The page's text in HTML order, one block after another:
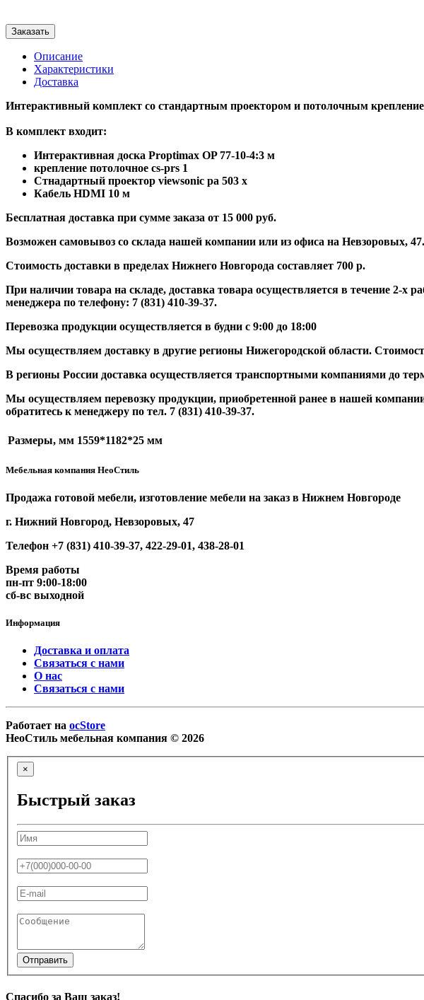
Заказать
Описание
Характеристики
Доставка
Интерактивный комплект со стандартным проектором и потолочным
В комплект входит:
Интерактивная доска Proptimax OP 77-10-4:3 м
крепление потолочное cs-prs 1
Стнадартный проектор viewsonic pa 503 x
Кабель HDMI 10 м
Бесплатная доставка при сумме заказа от 15 000 руб.
Возможен самовывоз со склада нашей компании или из офиса на Невзоровых, 47.
Стоимость доставки в пределах Нижнего Новгорода составляет 700 р.
При наличии товара на складе, доставка товара осуществляется в течение 2-х
менеджера по телефону: 7 (831) 410-39-37.
Перевозка продукции осуществляется в будни с 9:00 до 18:00
Мы осуществляем доставку в другие регионы Нижегородской области.
В регионы России доставка осуществляется транспортными компаниями до
Мы осуществляем перевозку продукции, приобретенной ранее в нашей
обратитесь к менеджеру по тел. 7 (831) 410-39-37.
Размеры, мм 1559*1182*25 мм
Мебельная компания НеоСтиль
Продажа готовой мебели, изготовление мебели на заказ в Нижнем Новгороде
г. Нижний Новгород, Невзоровых, 47
Телефон +7 (831) 410-39-37, 422-29-01, 438-28-01
Время работы
пн-пт 9:00-18:00
сб-вс выходной
Информация
Доставка и оплата
Связаться с нами
О нас
Связаться с нами
Работает на ocStore
НеоСтиль мебельная компания © 2026
×
Быстрый заказ
Отправить
Спасибо за Ваш заказ!